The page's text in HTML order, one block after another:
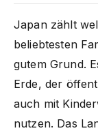
Japan zählt
beliebtesten
gutem Grund.
Erde, der
auch mit
nutzen. Das